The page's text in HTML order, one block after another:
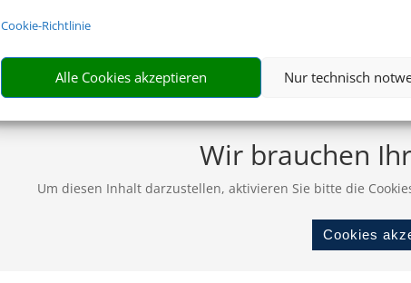
Cookie-Richtlinie
Alle Cookies akzeptieren Nur technisch
Wir brauchen
Um diesen Inhalt darzustellen, aktivieren Sie bitte die
Cookies